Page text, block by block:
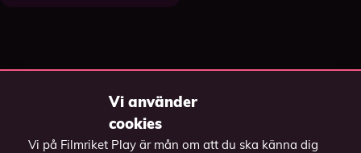
Vi använder
cookies
Vi på Filmriket Play är mån om att du ska känna dig
Vill du casta till TV:n?